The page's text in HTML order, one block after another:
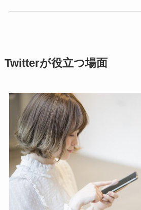
Twitterが役立つ場面